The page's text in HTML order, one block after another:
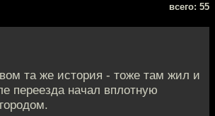
всего: 55
та же история - тоже там жил и
переезда начал вплотную